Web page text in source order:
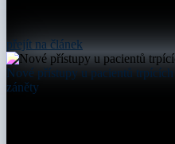
přejít na článek
Nové přístupy u pacientů
záněty